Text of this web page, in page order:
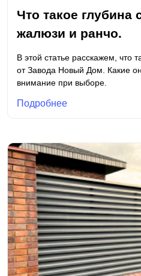
Что такое глубина
жалюзи и ранчо.
В этой статье расскажем, что
от Завода Новый Дом. Какие
внимание при выборе.
Подробнее